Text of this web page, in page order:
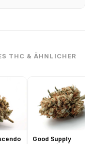
THC & ÄHNLICHER
Good Supply